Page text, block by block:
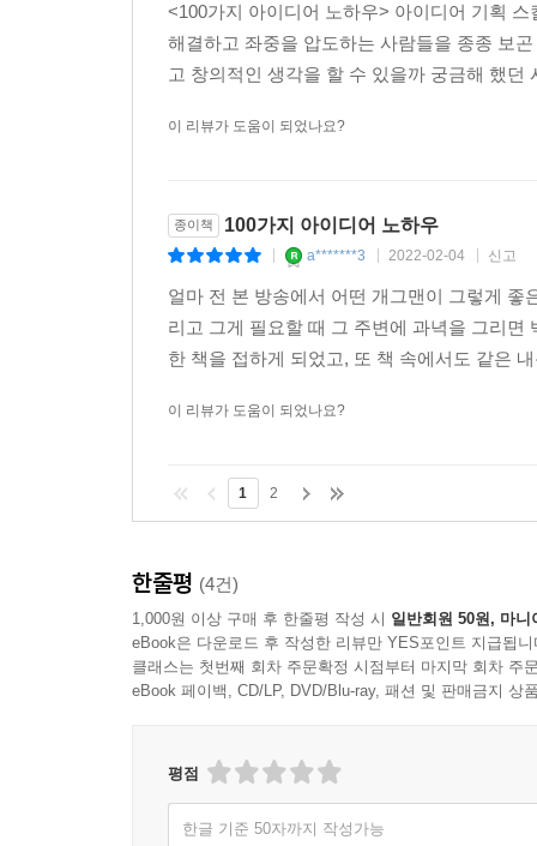
<100가지 아이디어 노하우> 아이디어 기획
해결하고 좌중을 압도하는 사람들을 종종 보
고 창의적인 생각을 할 수 있을까 궁금해 했
이 리뷰가 도움이 되었나요?
종이책 100가지 아이디어 노하우
a*******3 2022-02-04 신고
얼마 전 본 방송에서 어떤 개그맨이 그렇게
리고 그게 필요할 때 그 주변에 과녁을 그리
한 책을 접하게 되었고, 또 책 속에서도 같은
이 리뷰가 도움이 되었나요?
1 2
한줄평 (4건)
1,000원 이상 구매 후 한줄평 작성 시 일반회원 50원, 마니
eBook은 다운로드 후 작성한 리뷰만 YES포인트 지급됩니
클래스는 첫번째 회차 주문확정 시점부터 마지막 회차 주
eBook 페이백, CD/LP, DVD/Blu-ray, 패션 및 판매금지 상
평점
한글 기준 50자까지 작성가능